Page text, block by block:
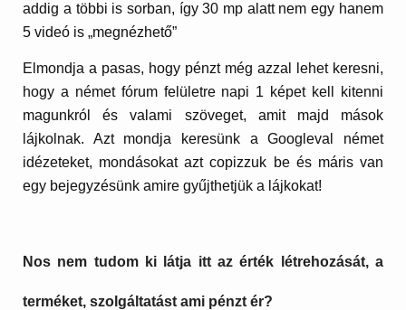
addig a többi is sorban, így 30 mp alatt nem egy hanem
5 videó is „megnézhető”
Elmondja a pasas, hogy pénzt még azzal lehet keresni,
hogy a német fórum felületre napi 1 képet kell kitenni
magunkról és valami szöveget, amit majd mások
lájkolnak. Azt mondja keresünk a Googleval német
idézeteket, mondásokat azt copizzuk be és máris van
egy bejegyzésünk amire gyűjthetjük a lájkokat!
Nos nem tudom ki látja itt az érték létrehozását, a
terméket, szolgáltatást ami pénzt ér?